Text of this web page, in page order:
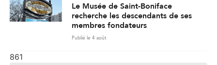
Le Musée de Saint-Boniface
recherche les descendants de ses
membres fondateurs
Publié le 4 août
861